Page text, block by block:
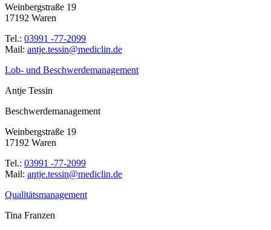
Weinbergstraße 19
17192 Waren
Tel.: 03991 -77-2099
Mail: ed.nilcidem@nisset.ejtna
Lob- und Beschwerdemanagement
Antje Tessin
Beschwerdemanagement
Weinbergstraße 19
17192 Waren
Tel.: 03991 -77-2099
Mail: ed.nilcidem@nisset.ejtna
Qualitätsmanagement
Tina Franzen